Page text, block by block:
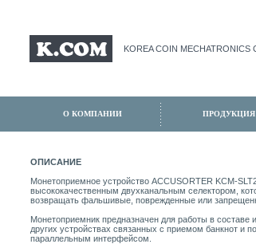
KOREA COIN MECHATRONICS
О КОМПАНИИ ПРОДУКЦИЯ
ОПИСАНИЕ
Монетоприемное устройство ACCUSORTER KCM-
высококачественным двухканальным селектором,
возвращать фальшивые, поврежденные или
Монетоприемник предназначен для работы в составе
других устройствах связанных с приемом банкнот и
параллельным интерфейсом.